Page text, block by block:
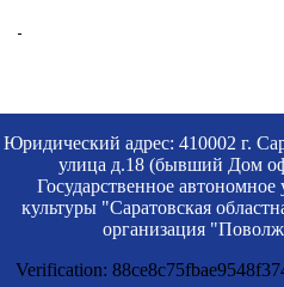
Юридический адрес: 410002 г.
улица д.18 (бывший Дом
Государственное
культуры "Саратовская
организация
Verification: